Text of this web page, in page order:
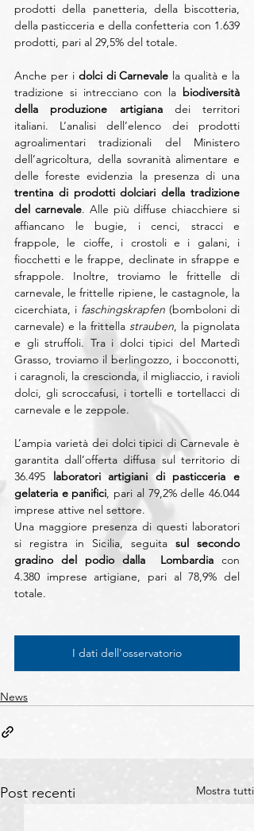
prodotti della panetteria, della biscotteria,
della pasticceria e della confetteria con 1.639
prodotti, pari al 29,5% del totale.
Anche per i dolci di Carnevale la qualità e la
tradizione si intrecciano con la biodiversità
della produzione artigiana dei territori
italiani. L’analisi dell’elenco dei prodotti
agroalimentari tradizionali del Ministero
dell’agricoltura, della sovranità alimentare e
trentina di prodotti dolciari della tradizione
del carnevale. Alle più diffuse chiacchiere si
affiancano le bugie, i cenci, stracci e
frappole, le cioffe, i crostoli e i galani, i
fiocchetti e le frappe, declinate in sfrappe e
sfrappole. Inoltre, troviamo le frittelle di
carnevale, le frittelle ripiene, le castagnole, la
cicerchiata, i faschingskrapfen (bomboloni di
carnevale) e la frittella strauben, la pignolata
e gli struffoli. Tra i dolci tipici del Martedì
Grasso, troviamo il berlingozzo, i bocconotti,
i caragnoli, la crescionda, il migliaccio, i ravioli
dolci, gli scroccafusi, i tortelli e tortellacci di
carnevale e le zeppole.
L’ampia varietà dei dolci tipici di Carnevale è
garantita dall’offerta diffusa sul territorio di
36.495 laboratori artigiani di pasticceria e
gelateria e panifici, pari al 79,2% delle 46.044
imprese attive nel settore.
Una maggiore presenza di questi laboratori
si registra in Sicilia, seguita sul secondo
gradino del podio dalla  Lombardia con
4.380 imprese artigiane, pari al 78,9% del
totale.
I dati dell'osservatorio
News
Post recenti Mostra tutti